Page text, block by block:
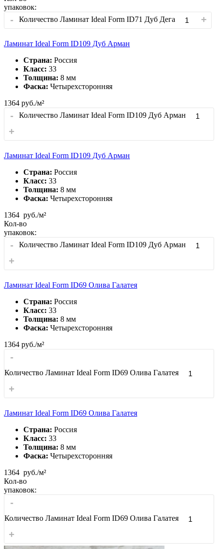
упаковок:
- Количество Ламинат Ideal Form ID71 Дуб Дега +
Ламинат Ideal Form ID109 Дуб Арман
Страна: Россия
Класс: 33
Толщина: 8 мм
Фаска: Четырехсторонняя
1364 руб./м²
- Количество Ламинат Ideal Form ID109 Дуб Арман
+
Ламинат Ideal Form ID109 Дуб Арман
Страна: Россия
Класс: 33
Толщина: 8 мм
Фаска: Четырехсторонняя
1364 руб./м²
Кол-во
упаковок:
- Количество Ламинат Ideal Form ID109 Дуб Арман
+
Ламинат Ideal Form ID69 Олива Галатея
Страна: Россия
Класс: 33
Толщина: 8 мм
Фаска: Четырехсторонняя
1364 руб./м²
-
Количество Ламинат Ideal Form ID69 Олива Галатея
+
Ламинат Ideal Form ID69 Олива Галатея
Страна: Россия
Класс: 33
Толщина: 8 мм
Фаска: Четырехсторонняя
1364 руб./м²
Кол-во
упаковок:
-
Количество Ламинат Ideal Form ID69 Олива Галатея
+